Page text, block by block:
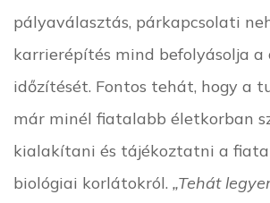
pályaválasztás, párkapcsolati
karrierépítés mind befolyásolja a
időzítését. Fontos tehát, hogy a
már minél fiatalabb életkorban
kialakítani és tájékoztatni a
biológiai korlátokról. „Tehát